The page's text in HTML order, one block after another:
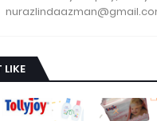
LIKE